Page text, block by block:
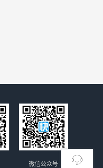
微信公众号